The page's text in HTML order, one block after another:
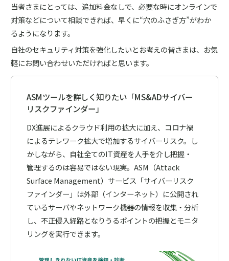
当者さまにとっては、追加料金なしで、必要な時にオンラインで
対策などについて相談できれば、早くに“穴のふさぎ方”がわか
るようになります。
自社のセキュリティ対策を強化したいとお考えの皆さまは、お気
軽にお問い合わせいただければと思います。
ASMツールを詳しく知りたい「MS&ADサイバー
リスクファインダー」
DX進展によるクラウド利用の拡大に加え、コロナ禍
によるテレワーク拡大で増加するサイバーリスク。し
かしながら、自社全てのIT資産を人手を介し把握・
管理するのは容易ではない現実。ASM（Attack
Surface Management）サービス「サイバーリスク
ファインダー」は外部（インターネット）に公開され
ているサーバやネットワーク機器の情報を収集・分析
し、不正侵入経路となりうるポイントの把握とモニタ
リングを実行できます。